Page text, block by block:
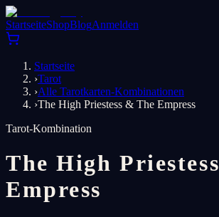
StartseiteShopBlogAnmelden
Startseite
›Tarot
›Alle Tarotkarten-Kombinationen
›The High Priestess & The Empress
Tarot-Kombination
The High Priestess
Empress